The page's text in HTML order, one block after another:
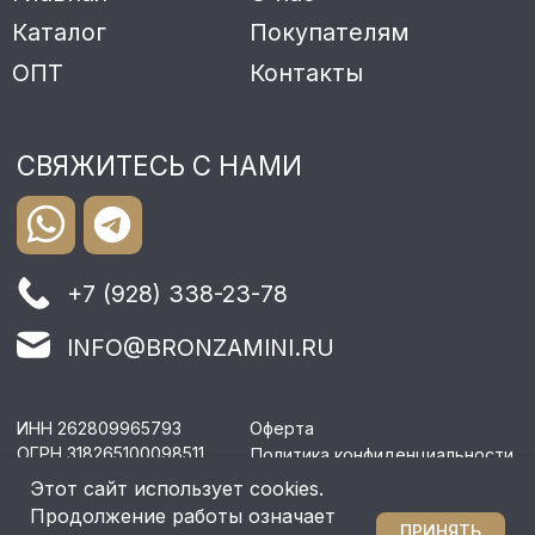
Этот сайт использует cookies.
Продолжение работы означает
ПРИНЯТЬ